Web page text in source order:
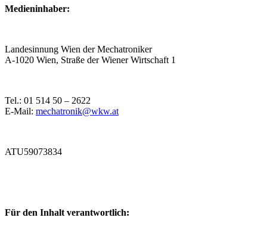
Medieninhaber:
Landesinnung Wien der Mechatroniker
A-1020 Wien, Straße der Wiener Wirtschaft 1
Tel.: 01 514 50 – 2622
E-Mail: mechatronik@wkw.at
ATU59073834
Für den Inhalt verantwortlich: